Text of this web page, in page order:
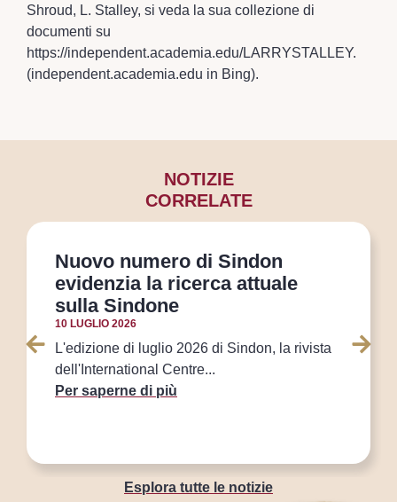
Shroud, L. Stalley, si veda la sua collezione di
documenti su
https://independent.academia.edu/LARRYSTALLEY.
(independent.academia.edu in Bing).
NOTIZIE
CORRELATE
Nuovo numero di Sindon
evidenzia la ricerca attuale
sulla Sindone
10 LUGLIO 2026
L'edizione di luglio 2026 di Sindon, la rivista
dell'International Centre...
Per saperne di più
Esplora tutte le notizie